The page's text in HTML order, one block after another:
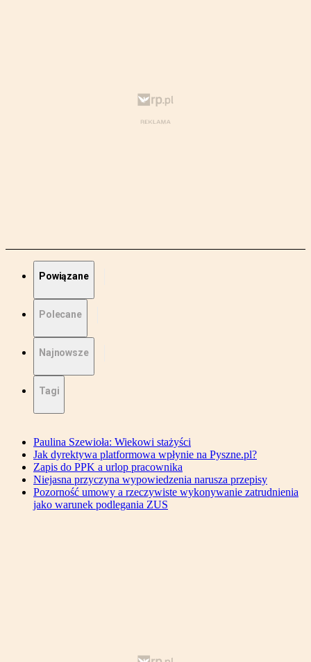
Powiązane
Polecane
Najnowsze
Tagi
Paulina Szewioła: Wiekowi stażyści
Jak dyrektywa platformowa wpłynie na Pyszne.pl?
Zapis do PPK a urlop pracownika
Niejasna przyczyna wypowiedzenia narusza przepisy
Pozorność umowy a rzeczywiste wykonywanie zatrudnienia
jako warunek podlegania ZUS